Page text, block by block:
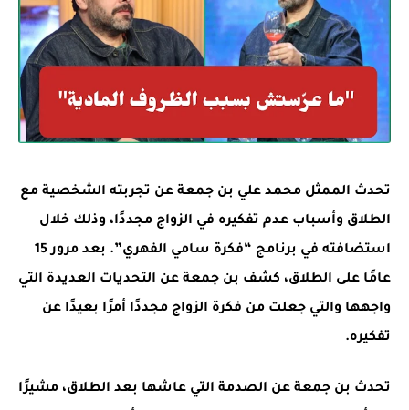
تحدث الممثل محمد علي بن جمعة عن تجربته الشخصية مع
الطلاق وأسباب عدم تفكيره في الزواج مجددًا، وذلك خلال
استضافته في برنامج “فكرة سامي الفهري”. بعد مرور 15
عامًا على الطلاق، كشف بن جمعة عن التحديات العديدة التي
واجهها والتي جعلت من فكرة الزواج مجددًا أمرًا بعيدًا عن
تفكيره.
تحدث بن جمعة عن الصدمة التي عاشها بعد الطلاق، مشيرًا